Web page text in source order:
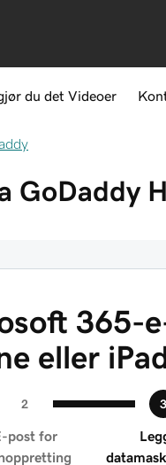
du det Videoer
GoDaddy
365-
eller
post for